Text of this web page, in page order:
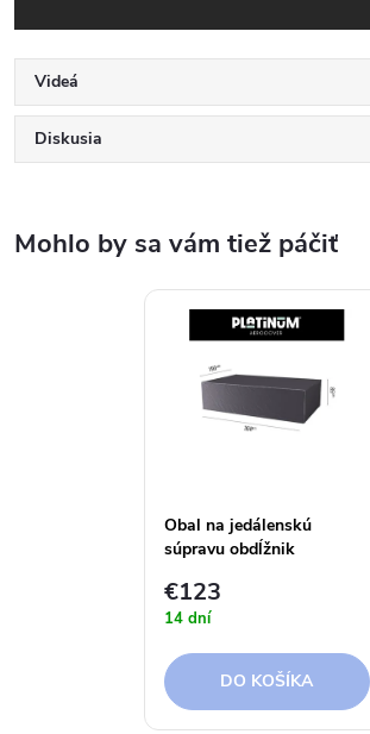
Videá
Diskusia
Obal na jedálenskú
súpravu obdĺžnik
€123
14 dní
DO KOŠÍKA